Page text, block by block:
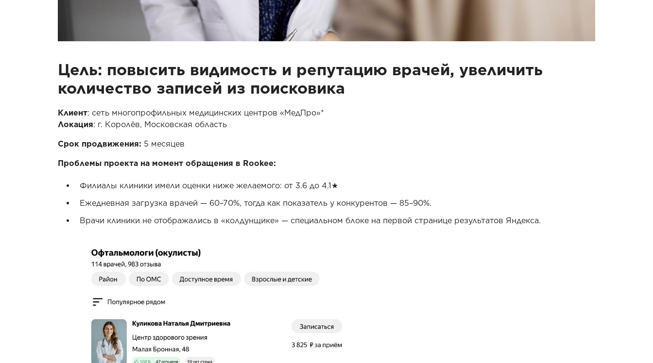
Цель: повысить видимость и репутацию врачей, увеличить
количество записей из поисковика
Клиент: сеть многопрофильных медицинских центров «МедПро»*
Локация: г. Королёв, Московская область
Срок продвижения: 5 месяцев
Проблемы проекта на момент обращения в Rookee:
Филиалы клиники имели оценки ниже желаемого: от 3.6 до 4.1★
Ежедневная загрузка врачей — 60–70%, тогда как показатель у конкурентов — 85–90%.
Врачи клиники не отображались в «колдунщике» — специальном блоке на первой странице результатов Яндекса.